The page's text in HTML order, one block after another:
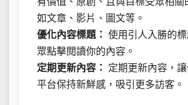
如文章、影片、圖文等。
優化內容標題： 使用引人入勝的
眾點擊閱讀你的內容。
定期更新內容：
定期更新內容，
平台保持新鮮感，吸引更多訪客。